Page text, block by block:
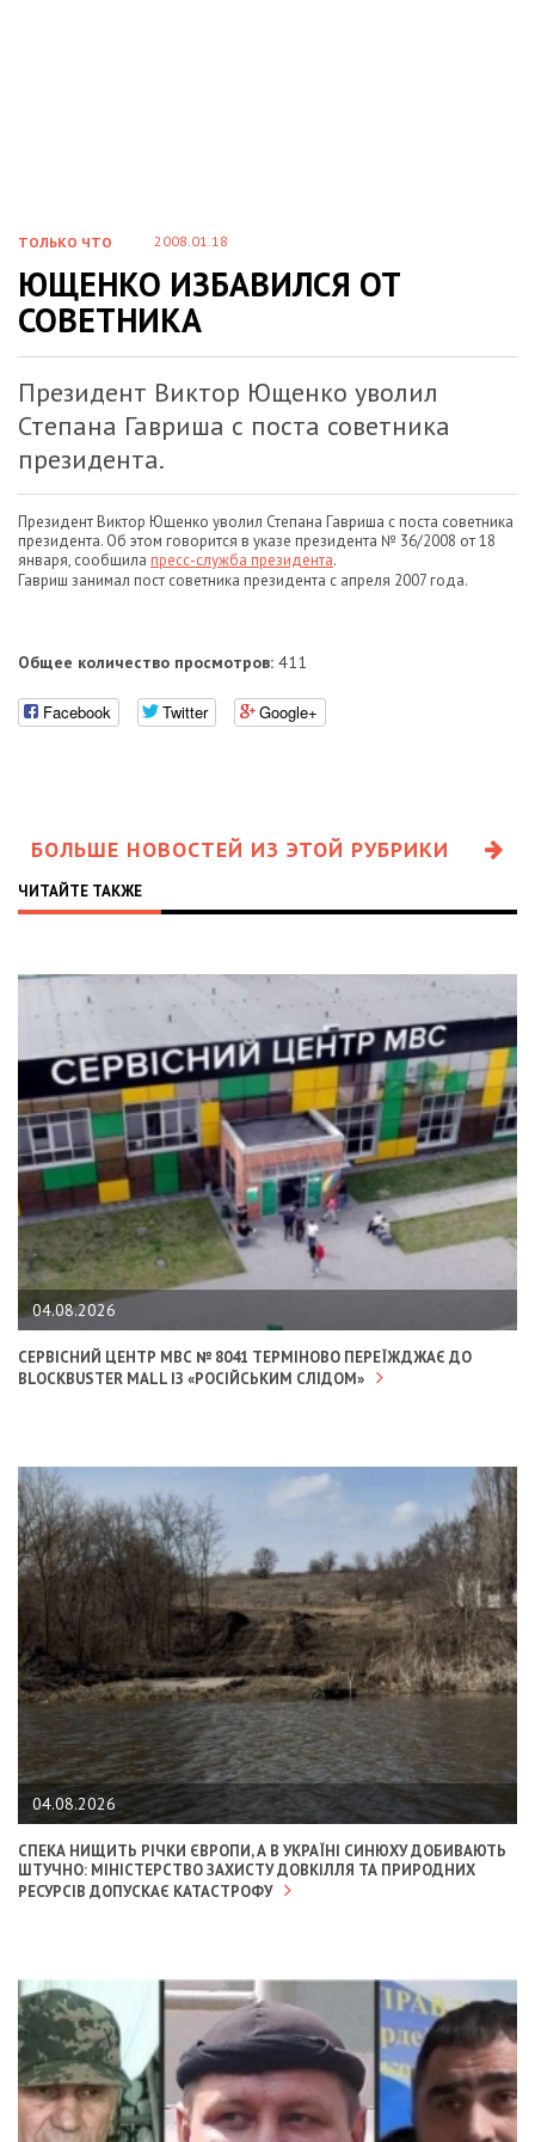
ТОЛЬКО ЧТО 2008.01.18
ЮЩЕНКО ИЗБАВИЛСЯ ОТ
СОВЕТНИКА
Президент Виктор Ющенко уволил
Степана Гавриша с поста советника
президента.
Президент Виктор Ющенко уволил Степана Гавриша с поста советника
президента. Об этом говорится в указе президента № 36/2008 от 18
января, сообщила пресс-служба президента.
Гавриш занимал пост советника президента с апреля 2007 года.
Общее количество просмотров: 411
Facebook Twitter Google+
БОЛЬШЕ НОВОСТЕЙ ИЗ ЭТОЙ РУБРИКИ
ЧИТАЙТЕ ТАКЖЕ
04.08.2026
СЕРВІСНИЙ ЦЕНТР МВС № 8041 ТЕРМІНОВО ПЕРЕЇЖДЖАЄ ДО
BLOCKBUSTER MALL ІЗ «РОСІЙСЬКИМ СЛІДОМ»
04.08.2026
СПЕКА НИЩИТЬ РІЧКИ ЄВРОПИ, А В УКРАЇНІ СИНЮХУ ДОБИВАЮТЬ
ШТУЧНО: МІНІСТЕРСТВО ЗАХИСТУ ДОВКІЛЛЯ ТА ПРИРОДНИХ
РЕСУРСІВ ДОПУСКАЄ КАТАСТРОФУ